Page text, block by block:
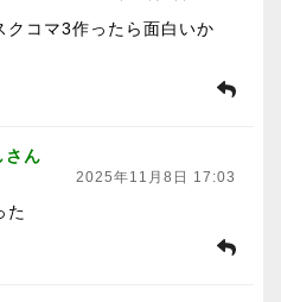
クコマ3作ったら面白いか
さん
2025年11月8日 17:03
た